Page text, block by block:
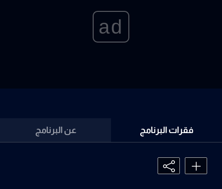
ad
فقرات البرنامج عن البرنامج